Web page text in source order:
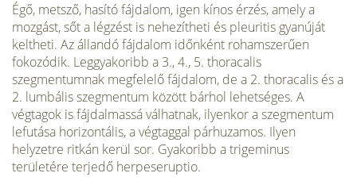
Égő, metsző, hasító fájdalom, igen kínos érzés, amely a
mozgást, sőt a légzést is nehezítheti és pleuritis gyanúját
keltheti. Az állandó fájdalom időnként rohamszerűen
fokozódik. Leggyakoribb a 3., 4., 5. thoracalis
szegmentumnak megfelelő fájdalom, de a 2. thoracalis és a
2. lumbális szegmentum között bárhol lehetséges. A
végtagok is fájdalmassá válhatnak, ilyenkor a szegmentum
lefutása horizontális, a végtaggal párhuzamos. Ilyen
helyzetre ritkán kerül sor. Gyakoribb a trigeminus
területére terjedő herpeseruptio.